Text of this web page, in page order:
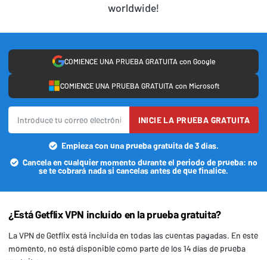
worldwide!
COMIENCE UNA PRUEBA GRATUITA con Google
COMIENCE UNA PRUEBA GRATUITA con Microsoft
INICIE LA PRUEBA GRATUITA
Empieza con una prueba gratuita de 3 días.
Cancela en cualquier momento durante el periodo de prueba: no
se te cobrará nada si cancelas antes de que finalice.
¿Está Getflix VPN incluido en la prueba gratuita?
La VPN de Getflix está incluida en todas las cuentas pagadas. En este
momento, no está disponible como parte de los 14 días de prueba